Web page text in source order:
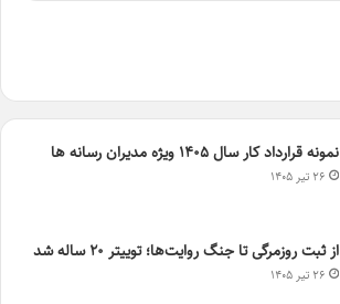
نمونه قرارداد کار سال ۱۴۰۵ ویژه مدیران رسانه ها
۲۶ تیر ۱۴۰۵
از ثبت روزمرگی تا جنگ روایت‌ها؛ توییتر ۲۰ ساله شد
۲۶ تیر ۱۴۰۵